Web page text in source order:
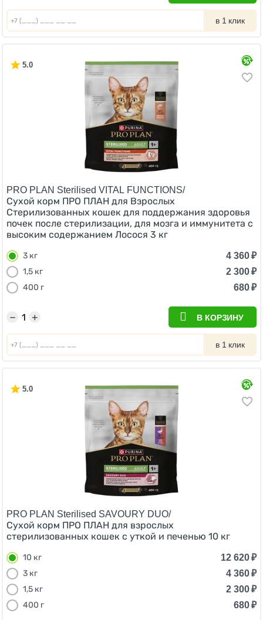
в 1 клик
5.0
PRO PLAN Sterilised VITAL FUNCTIONS/
Сухой корм ПРО ПЛАН для Взрослых
Стерилизованных кошек для поддержания здоровья
почек после стерилизации, для мозга и иммунитета с
высоким содержанием Лосося 3 кг
3 кг 4 360₽
1,5 кг
2 300₽
400 г
680₽
+
− В КОРЗИНУ
в 1 клик
5.0
PRO PLAN Sterilised SAVOURY DUO/
Сухой корм ПРО ПЛАН для взрослых
стерилизованных кошек с уткой и печенью 10 кг
10 кг 12 620₽
3 кг
4 360₽
1,5 кг
2 300₽
400 г
680₽